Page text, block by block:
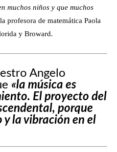
muchos niños y que muchos
profesora de matemática Paola
y Broward.
Angelo
«la música es
El proyecto del
porque
y la vibración en el